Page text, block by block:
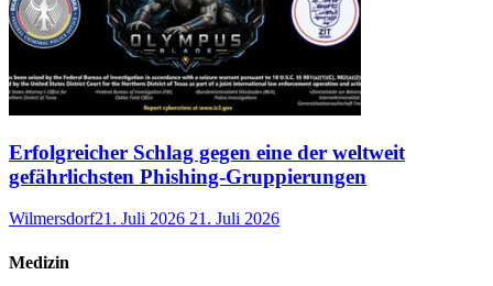
Erfolgreicher Schlag gegen eine der weltweit
gefährlichsten Phishing-Gruppierungen
Wilmersdorf21. Juli 2026 21. Juli 2026
Medizin